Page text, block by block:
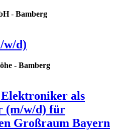
- Bamberg
w/d)
- Bamberg
als
(m/w/d) für
Großraum Bayern